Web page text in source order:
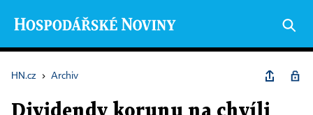
HN.cz › Archiv